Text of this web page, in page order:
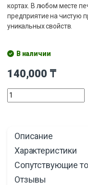
кортах. В любом месте
предприятие на чистую
уникальных свойств.
В наличии
140,000 ₸
Описание
Характеристики
Сопутствующие
Отзывы